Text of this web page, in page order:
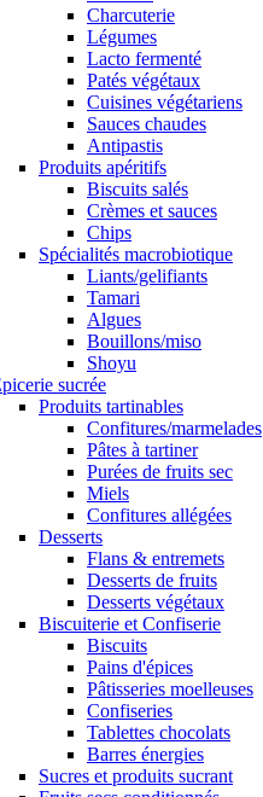
Charcuterie
Légumes
Lacto fermenté
Patés végétaux
Cuisines végétariens
Sauces chaudes
Antipastis
Produits apéritifs
Biscuits salés
Crèmes et sauces
Chips
Spécialités macrobiotique
Liants/gelifiants
Tamari
Algues
Bouillons/miso
Shoyu
sucrée
Produits tartinables
Confitures/marmelades
Pâtes à tartiner
Purées de fruits sec
Miels
Confitures allégées
Desserts
Flans & entremets
Desserts de fruits
Desserts végétaux
Biscuiterie et Confiserie
Biscuits
Pains d'épices
Pâtisseries moelleuses
Confiseries
Tablettes chocolats
Barres énergies
Sucres et produits sucrant